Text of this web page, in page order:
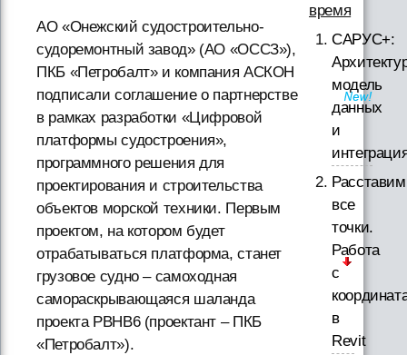
АО «Онежский судостроительно-
судоремонтный завод» (АО «ОССЗ»),
ПКБ «Петробалт» и компания АСКОН
подписали соглашение о партнерстве
в рамках разработки «Цифровой
платформы судостроения»,
программного решения для
проектирования и строительства
объектов морской техники. Первым
проектом, на котором будет
отрабатываться платформа, станет
грузовое судно – самоходная
самораскрывающаяся шаланда
проекта PBHB6 (проектант – ПКБ
«Петробалт»).
время
САРУС+:
модель
данных
и
Расставим
все
точки.
Работа
с
в
Revit